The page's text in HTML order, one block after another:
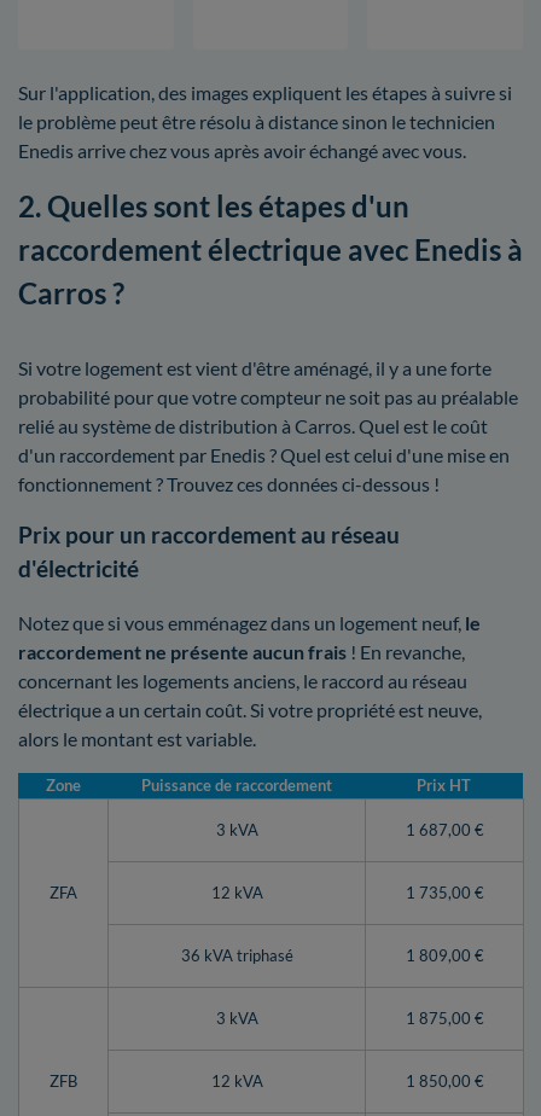
Sur l'application, des images expliquent les étapes à suivre si
le problème peut être résolu à distance sinon le technicien
Enedis arrive chez vous après avoir échangé avec vous.
2. Quelles sont les étapes d'un
raccordement électrique avec Enedis à
Carros ?
Si votre logement est vient d'être aménagé, il y a une forte
probabilité pour que votre compteur ne soit pas au préalable
relié au système de distribution à Carros. Quel est le coût
d'un raccordement par Enedis ? Quel est celui d'une mise en
fonctionnement ? Trouvez ces données ci-dessous !
Prix pour un raccordement au réseau
d'électricité
Notez que si vous emménagez dans un logement neuf, le
raccordement ne présente aucun frais ! En revanche,
concernant les logements anciens, le raccord au réseau
électrique a un certain coût. Si votre propriété est neuve,
alors le montant est variable.
Zone Puissance de raccordement Prix HT
ZFA
3 kVA 1 687,00 €
12 kVA 1 735,00 €
36 kVA triphasé 1 809,00 €
ZFB
3 kVA 1 875,00 €
12 kVA 1 850,00 €